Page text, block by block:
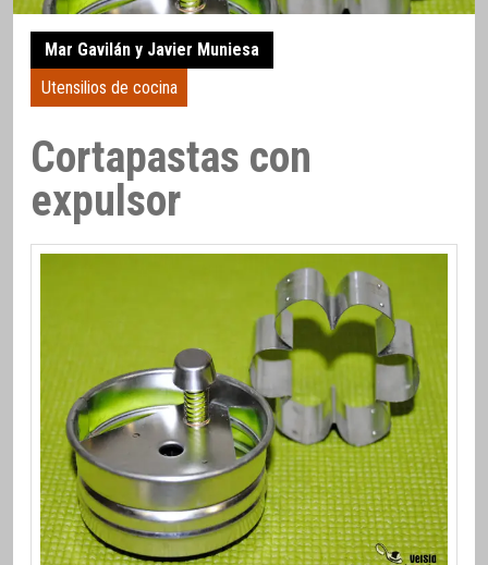
Mar Gavilán y Javier Muniesa
Utensilios de cocina
Cortapastas con
expulsor